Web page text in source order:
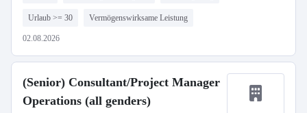
Urlaub >= 30 Vermögenswirksame Leistung
02.08.2026
(Senior) Consultant/Project Manager
Operations (all genders)